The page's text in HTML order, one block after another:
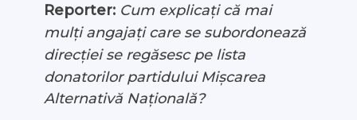
Reporter: Cum explicați că mai
mulți angajați care se subordonează
direcției se regăsesc pe lista
donatorilor partidului Mișcarea
Alternativă Națională?